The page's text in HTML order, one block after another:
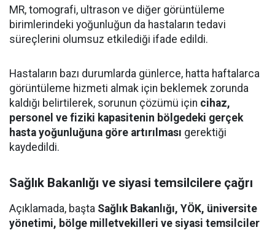
MR, tomografi, ultrason ve diğer görüntüleme
birimlerindeki yoğunluğun da hastaların tedavi
süreçlerini olumsuz etkilediği ifade edildi.
Hastaların bazı durumlarda günlerce, hatta haftalarca
görüntüleme hizmeti almak için beklemek zorunda
kaldığı belirtilerek, sorunun çözümü için cihaz,
personel ve fiziki kapasitenin bölgedeki gerçek
hasta yoğunluğuna göre artırılması gerektiği
kaydedildi.
Sağlık Bakanlığı ve siyasi temsilcilere çağrı
Açıklamada, başta Sağlık Bakanlığı, YÖK, üniversite
yönetimi, bölge milletvekilleri ve siyasi temsilciler